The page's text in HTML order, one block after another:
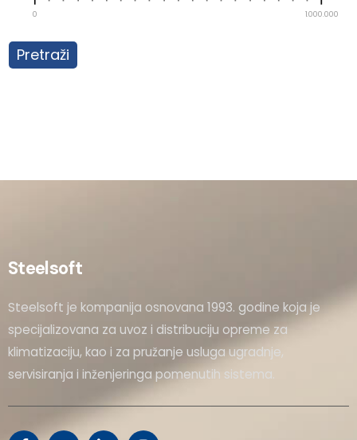
0 1.000.000
Pretraži
Steelsoft
Steelsoft je kompanija osnovana 1993. godine koja je
specijalizovana za uvoz i distribuciju opreme za
klimatizaciju, kao i za pružanje usluga ugradnje,
servisiranja i inženjeringa pomenutih sistema.